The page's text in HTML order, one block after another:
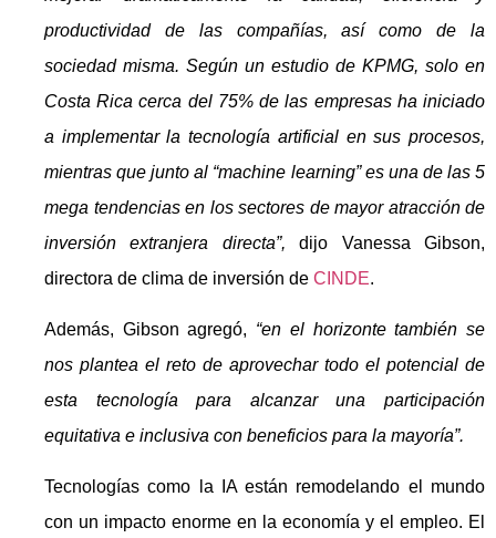
productividad de las compañías, así como de la
sociedad misma. Según un estudio de KPMG, solo en
Costa Rica cerca del 75% de las empresas ha iniciado
a implementar la tecnología artificial en sus procesos,
mientras que junto al “machine learning” es una de las 5
mega tendencias en los sectores de mayor atracción de
inversión extranjera directa”,dijo Vanessa Gibson,
directora de clima de inversión de CINDE.
Además, Gibson agregó, “en el horizonte también se
nos plantea el reto de aprovechar todo el potencial de
esta tecnología para alcanzar una participación
equitativa e inclusiva con beneficios para la mayoría”.
Tecnologías como la IA están remodelando el mundo
con un impacto enorme en la economía y el empleo. El